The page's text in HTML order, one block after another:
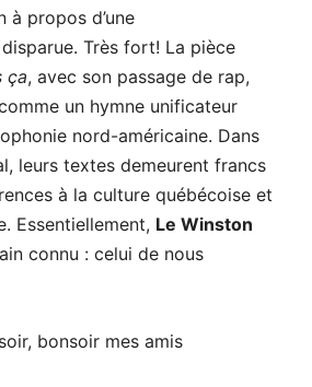
à propos d’une
Très fort! La pièce
ça, avec son passage de rap,
un hymne unificateur
nord-américaine. Dans
leurs textes demeurent francs
à la culture québécoise et
Essentiellement, Le Winston
connu : celui de nous
bonsoir mes amis